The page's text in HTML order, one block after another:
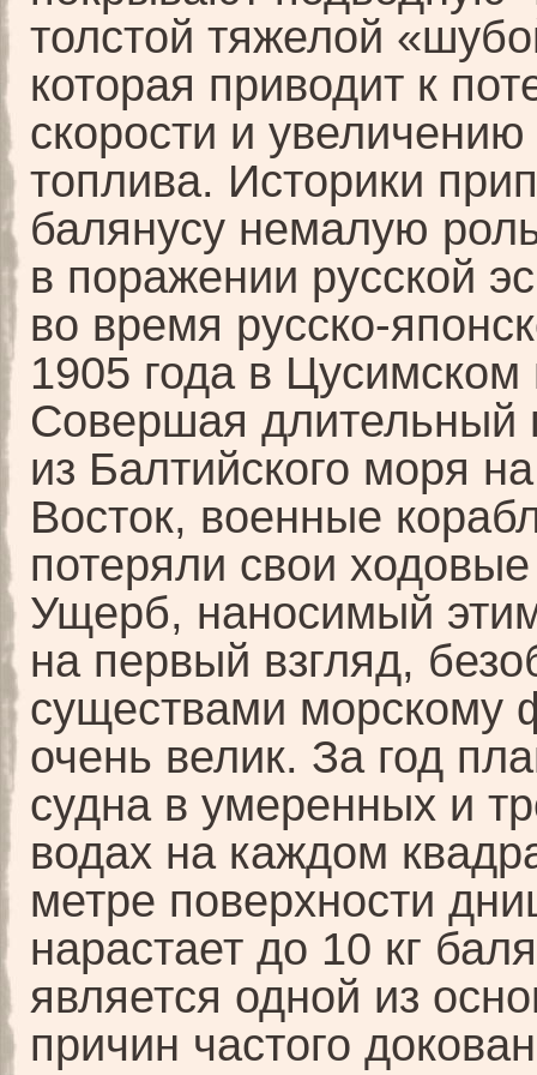
толстой тяжелой
которая приводит к
скорости и
топлива. Историки
балянусу немалую
в поражении русской
во время русско-
1905 года в Цусимском
Совершая длительный
из Балтийского моря
Восток, военные
потеряли свои ходовые
Ущерб, наносимый
на первый взгляд,
существами морскому
очень велик. За год
судна в умеренных и
водах на каждом
метре поверхности
нарастает до 10 кг
является одной из
причин частого